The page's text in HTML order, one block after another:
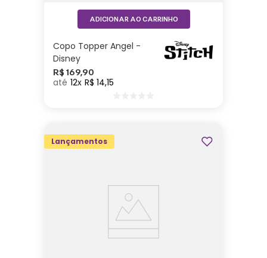
Copo Topper Angel -
Disney
R$ 169,90
12 R$ 14,15
ADICIONAR AO CARRINHO
Lançamentos